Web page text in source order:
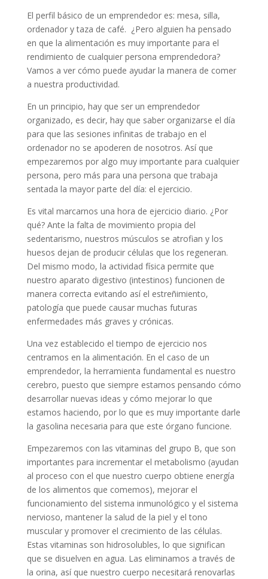
El perfil básico de un emprendedor es: mesa, silla,
ordenador y taza de café. ¿Pero alguien ha pensado
en que la alimentación es muy importante para el
rendimiento de cualquier persona emprendedora?
Vamos a ver cómo puede ayudar la manera de comer
a nuestra productividad.
En un principio, hay que ser un emprendedor
organizado, es decir, hay que saber organizarse el día
para que las sesiones infinitas de trabajo en el
ordenador no se apoderen de nosotros. Así que
empezaremos por algo muy importante para cualquier
persona, pero más para una persona que trabaja
sentada la mayor parte del día: el ejercicio.
Es vital marcarnos una hora de ejercicio diario. ¿Por
qué? Ante la falta de movimiento propia del
sedentarismo, nuestros músculos se atrofian y los
huesos dejan de producir células que los regeneran.
Del mismo modo, la actividad física permite que
nuestro aparato digestivo (intestinos) funcionen de
manera correcta evitando así el estreñimiento,
patología que puede causar muchas futuras
enfermedades más graves y crónicas.
Una vez establecido el tiempo de ejercicio nos
centramos en la alimentación. En el caso de un
emprendedor, la herramienta fundamental es nuestro
cerebro, puesto que siempre estamos pensando cómo
desarrollar nuevas ideas y cómo mejorar lo que
estamos haciendo, por lo que es muy importante darle
la gasolina necesaria para que este órgano funcione.
Empezaremos con las vitaminas del grupo B, que son
importantes para incrementar el metabolismo (ayudan
al proceso con el que nuestro cuerpo obtiene energía
de los alimentos que comemos), mejorar el
funcionamiento del sistema inmunológico y el sistema
nervioso, mantener la salud de la piel y el tono
muscular y promover el crecimiento de las células.
Estas vitaminas son hidrosolubles, lo que significan
que se disuelven en agua. Las eliminamos a través de
la orina, así que nuestro cuerpo necesitará renovarlas